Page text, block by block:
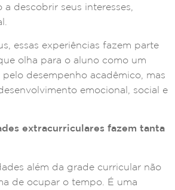
descobrir seus interesses,
essas experiências fazem parte
olha para o aluno como um
desempenho acadêmico, mas
emocional, social e
extracurriculares fazem tanta
além da grade curricular não
de ocupar o tempo. É uma